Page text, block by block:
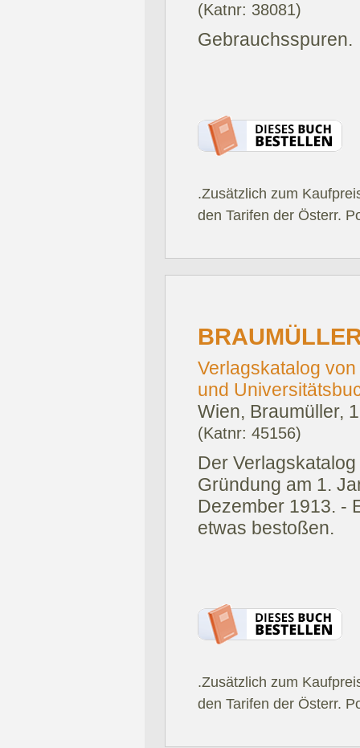
(Katnr: 38081)
Gebrauchsspuren.
.Zusätzlich zum
den Tarifen der Österr.
Verlagskatalog
und
Wien, Braumüller,
(Katnr: 45156)
Der
Gründung am 1.
Dezember 1913. -
etwas bestoßen.
.Zusätzlich zum
den Tarifen der Österr.